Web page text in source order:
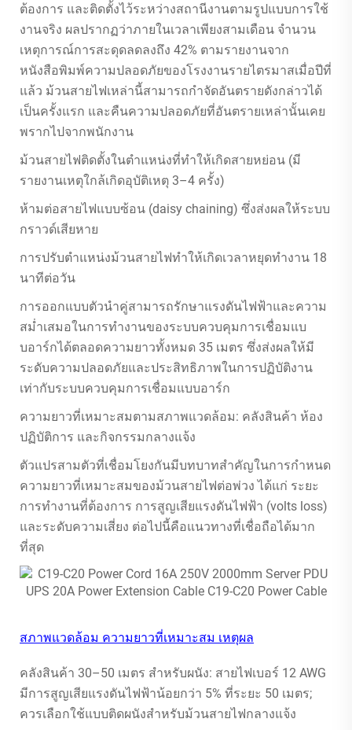
ต้องการ และติดตั้งไว้ระหว่างสถานีงานตามรูปแบบการใช้
งานจริง ผลปรากฏว่าภายในเวลาเพียงสามเดือน จำนวน
เหตุการณ์การสะดุดลดลงถึง 42% ตามรายงานจาก
หนังสือพิมพ์ความปลอดภัยของโรงงานรายไตรมาสเมื่อปีที่
แล้ว ม้วนสายไฟเหล่านี้สามารถกำจัดอันตรายดังกล่าวได้
เป็นครั้งแรก และคืนความปลอดภัยที่อันตรายเหล่านั้นเคย
พรากไปจากพนักงาน
ม้วนสายไฟติดตั้งในตำแหน่งที่ทำให้เกิดสายหย่อน (มี
รายงานเหตุใกล้เกิดอุบัติเหตุ 3–4 ครั้ง)
ห้ามต่อสายไฟแบบซ้อน (daisy chaining) ซึ่งส่งผลให้ระบบ
กราวด์เสียหาย
การปรับตำแหน่งม้วนสายไฟทำให้เกิดเวลาหยุดทำงาน 18
นาทีต่อวัน
การออกแบบตัวนำคู่สามารถรักษาแรงดันไฟฟ้าและความ
สม่ำเสมอในการทำงานของระบบควบคุมการเชื่อมแบ
บอาร์กได้ตลอดความยาวทั้งหมด 35 เมตร ซึ่งส่งผลให้มี
ระดับความปลอดภัยและประสิทธิภาพในการปฏิบัติงาน
เท่ากับระบบควบคุมการเชื่อมแบบอาร์ก
ความยาวที่เหมาะสมตามสภาพแวดล้อม: คลังสินค้า ห้อง
ปฏิบัติการ และกิจกรรมกลางแจ้ง
ตัวแปรสามตัวที่เชื่อมโยงกันมีบทบาทสำคัญในการกำหนด
ความยาวที่เหมาะสมของม้วนสายไฟต่อพ่วง ได้แก่ ระยะ
การทำงานที่ต้องการ การสูญเสียแรงดันไฟฟ้า (volts loss)
และระดับความเสี่ยง ต่อไปนี้คือแนวทางที่เชื่อถือได้มาก
ที่สุด
สภาพแวดล้อม ความยาวที่เหมาะสม เหตุผล
คลังสินค้า 30–50 เมตร สำหรับผนัง: สายไฟเบอร์ 12 AWG
มีการสูญเสียแรงดันไฟฟ้าน้อยกว่า 5% ที่ระยะ 50 เมตร;
ควรเลือกใช้แบบติดผนังสำหรับม้วนสายไฟกลางแจ้ง